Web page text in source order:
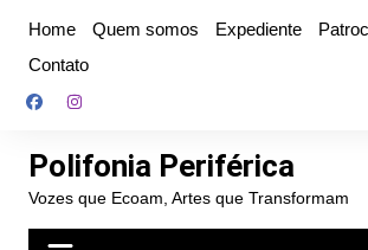
conteúdo
Home Quem somos Expediente
Contato
Polifonia Periférica
Vozes que Ecoam, Artes que Transformam